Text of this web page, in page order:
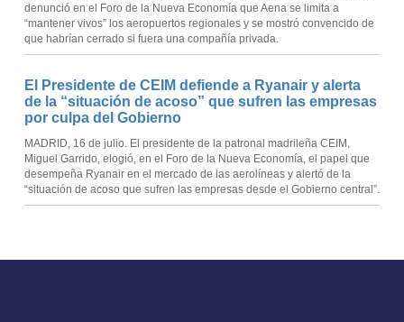
denunció en el Foro de la Nueva Economía que Aena se limita a
“mantener vivos” los aeropuertos regionales y se mostró convencido de
que habrían cerrado si fuera una compañía privada.
El Presidente de CEIM defiende a Ryanair y alerta
de la “situación de acoso” que sufren las empresas
por culpa del Gobierno
MADRID, 16 de julio. El presidente de la patronal madrileña CEIM,
Miguel Garrido, elogió, en el Foro de la Nueva Economía, el papel que
desempeña Ryanair en el mercado de las aerolíneas y alertó de la
“situación de acoso que sufren las empresas desde el Gobierno central”.